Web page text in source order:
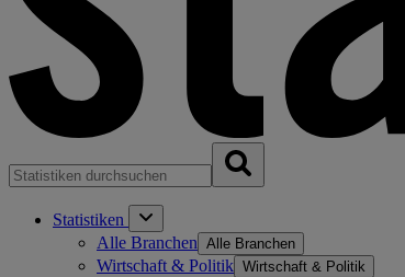
Statistiken
Alle Branchen Alle Branchen
Wirtschaft & Politik Wirtschaft & Politik